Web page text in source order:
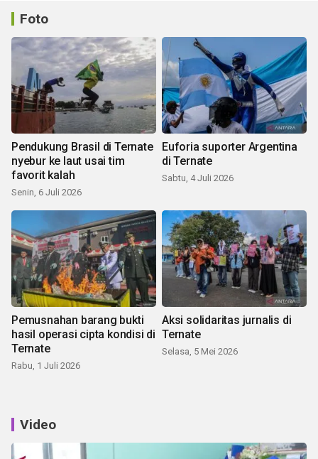
Foto
Pendukung Brasil di Ternate
nyebur ke laut usai tim
favorit kalah
Senin, 6 Juli 2026
Euforia suporter Argentina
di Ternate
Sabtu, 4 Juli 2026
Pemusnahan barang bukti
hasil operasi cipta kondisi di
Ternate
Rabu, 1 Juli 2026
Aksi solidaritas jurnalis di
Ternate
Selasa, 5 Mei 2026
Video